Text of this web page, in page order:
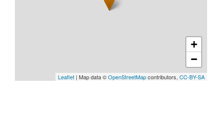
+
−
Leaflet | Map data ©OpenStreetMapcontributors, CC-BY-SA